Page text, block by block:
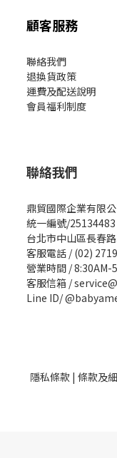
顧客服務
聯絡我們
退換貨政策
運費及配送說明
會員福利制度
聯絡我們
鼎貿國際企業有限
統一編號/25134483
台北市中山區長春
客服電話 / (02)
營業時間 / 8:30AM-
客服信箱 /
Line ID/
隱私條款| 條款及